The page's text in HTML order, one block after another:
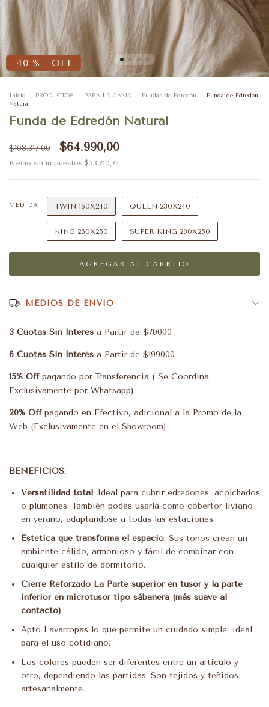
40 % OFF
Inicio . PRODUCTOS . PARA LA CAMA . Fundas de Edredón .
Funda de Edredón
Natural
Funda de Edredón Natural
$108.317,00 $64.990,00
Precio sin impuestos $53.710,74
MEDIDA TWIN 160X240 QUEEN 230X240
KING 260X250 SUPER KING 280X250
MEDIOS DE ENVÍO
3 Cuotas Sin Interés a Partir de $70000
6 Cuotas Sin Interés a Partir de $199000
15% Off pagando por Transferencia ( Se Coordina
Exclusivamente por Whatsapp)
20% Offpagando en Efectivo, adicional a la Promo de la
Web (Exclusivamente en el Showroom)
BENEFICIOS:
Versatilidad total: Ideal para cubrir edredones, acolchados
o plumones. También podés usarla como cobertor liviano
en verano, adaptándose a todas las estaciones.
Estética que transforma el espacio: Sus tonos crean un
ambiente cálido, armonioso y fácil de combinar con
cualquier estilo de dormitorio.
Cierre Reforzado La Parte superior en tusor y la parte
inferior en microtusor tipo sábanera (más suave al
contacto)
Apto Lavarropas lo que permite un cuidado simple, ideal
para el uso cotidiano.
Los colores pueden ser diferentes entre un artículo y
otro, dependiendo las partidas. Son tejidos y teñidos
artesanalmente.